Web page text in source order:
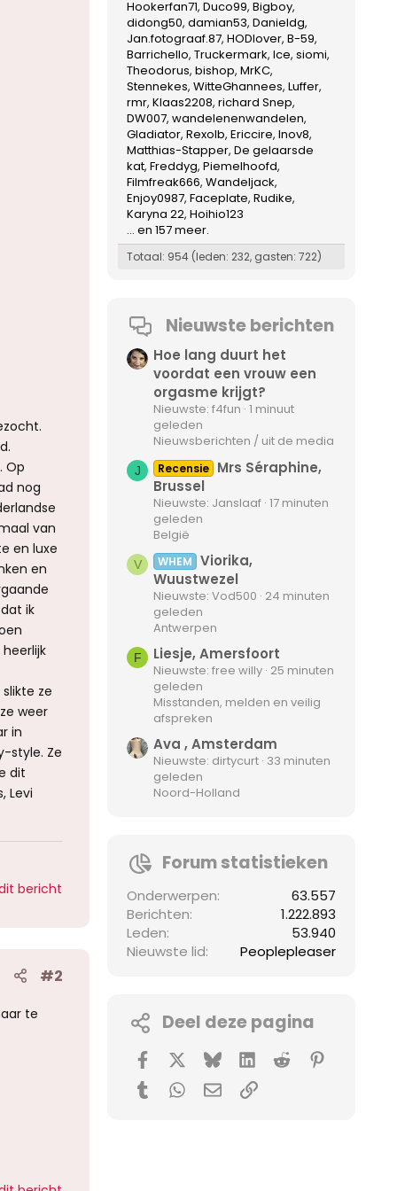
Op
nog
van
en luxe
en
ik
ze
weer
in
style. Ze
dit
Levi
bericht
#2
te
Hookerfan71 Duco99 Bigboy
didong50 damian53 Danieldg
Jan.fotograaf.87 HODlover B-59
Barrichello Truckermark Ice siomi
Theodorus bishop MrKC
Stennekes WitteGhannees Luffer
rmr Klaas2208 richard Snep
DW007 wandelenenwandelen
Gladiator Rexolb Ericcire Inov8
Matthias-Stapper De gelaarsde
kat Freddyg Piemelhoofd
Filmfreak666 Wandeljack
Enjoy0987 Faceplate Rudike
Karyna 22 Hoihio123
... en 157 meer.
Totaal: 954 (leden: 232, gasten: 722)
Nieuwste berichten
Hoe lang duurt het
voordat een vrouw een
orgasme krijgt?
Nieuwste: f4fun 1 minuut
geleden
Nieuwsberichten / uit de media
J Recensie Mrs Séraphine,
Brussel
Nieuwste: Janslaaf 17 minuten
geleden
België
V WHEM
Viorika,
Wuustwezel
Nieuwste: Vod500 24 minuten
geleden
Antwerpen
F Liesje, Amersfoort
Nieuwste: free willy 25 minuten
geleden
Misstanden, melden en veilig
afspreken
Ava , Amsterdam
Nieuwste: dirtycurt 33 minuten
geleden
Noord-Holland
Forum statistieken
Onderwerpen
63.557
Berichten
1.222.893
Leden
53.940
Nieuwste lid
Peoplepleaser
Deel deze pagina
FacebookX (Twitter)
Bluesky LinkedInReddit
Tumblr WhatsApp
E-mailkoppeling